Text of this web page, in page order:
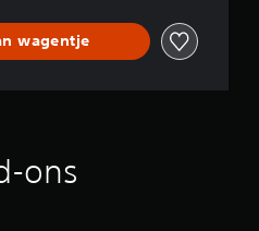
wagentje
ons